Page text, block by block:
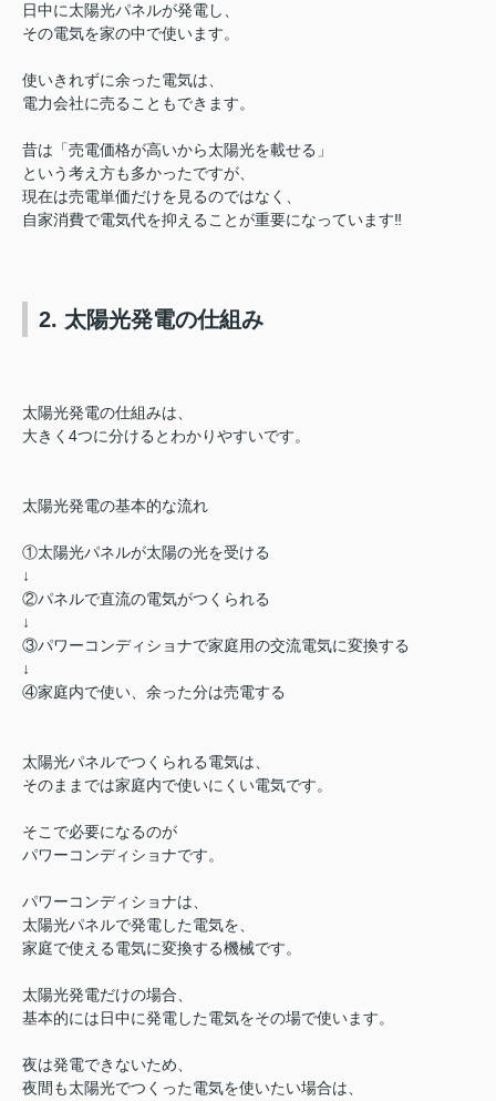
日中に太陽光パネルが発電し、
その電気を家の中で使います。
使いきれずに余った電気は、
電力会社に売ることもできます。
昔は「売電価格が高いから太陽光を載せる」
という考え方も多かったですが、
現在は売電単価だけを見るのではなく、
自家消費で電気代を抑えることが重要になっています‼︎
2. 太陽光発電の仕組み
太陽光発電の仕組みは、
大きく4つに分けるとわかりやすいです。
太陽光発電の基本的な流れ
①太陽光パネルが太陽の光を受ける
↓
②パネルで直流の電気がつくられる
↓
③パワーコンディショナで家庭用の交流電気に変換する
↓
④家庭内で使い、余った分は売電する
太陽光パネルでつくられる電気は、
そのままでは家庭内で使いにくい電気です。
そこで必要になるのが
パワーコンディショナです。
パワーコンディショナは、
太陽光パネルで発電した電気を、
家庭で使える電気に変換する機械です。
太陽光発電だけの場合、
基本的には日中に発電した電気をその場で使います。
夜は発電できないため、
夜間も太陽光でつくった電気を使いたい場合は、